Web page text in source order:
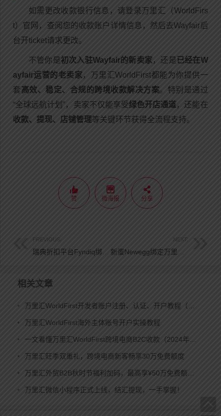
如需更改收款银行信息，请登录万里汇（WorldFirs
t）官网，查阅您的收款账户详情信息，然后去Wayfair后
台开ticket请求更改。
不管你是初次入驻Wayfair的新卖家 ，还是已经在W
ayfair运营的老卖家，万里汇WorldFirst都能为你提供一
套高效、稳定、合规的跨境收款解决方案。特别是通过
“全球远航计划”，卖家不仅能享受绿色开店通道，还能在
收款、提现、店铺管理等关键环节获得全流程支持。
赞 微海报 分享
PREVIOUS: NEXT:
导相关文章
• 万里汇WorldFirst开发者账户注册、认证、开户教程（个人&公司）
• 万里汇WorldFirst海外主体账号开户实操教程
• 一文看懂万里汇WorldFirst跨境电商B2C收款（2024年最新）
• 万里汇旺季双重礼，跨境电商新客畅享30万免费额度
• 万里汇外贸B2B秋时节福利加码，最高享¥50万免费额度！
• 万里汇微信小程序正式上线，结汇提现，一手掌握！